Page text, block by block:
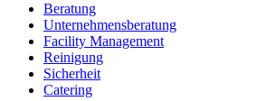
Beratung
Unternehmensberatung
Facility Management
Reinigung
Sicherheit
Catering